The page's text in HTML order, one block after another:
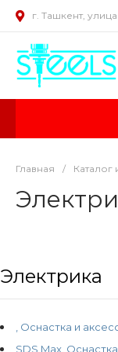
г. Ташкент,
Главная / Каталог
Электрика
, Оснастка и
SDS Max,